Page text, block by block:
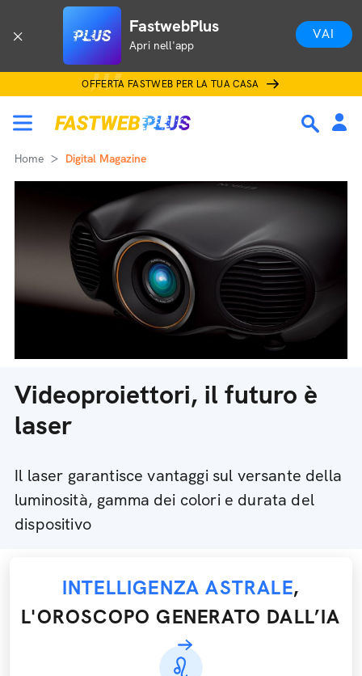
FastwebPlus
Apri nell'app
VAI
OFFERTA FASTWEB PER LA TUA CASA
Home Digital Magazine
Videoproiettori, il futuro è
laser
Il laser garantisce vantaggi sul versante della
luminosità, gamma dei colori e durata del
dispositivo
INTELLIGENZA ASTRALE,
L'OROSCOPO GENERATO DALL’IA